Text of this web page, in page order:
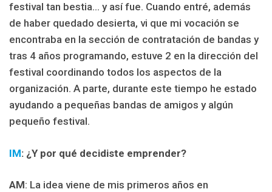
festival tan bestia… y así fue. Cuando entré, además
de haber quedado desierta, vi que mi vocación se
encontraba en la sección de contratación de bandas y
tras 4 años programando, estuve 2 en la dirección del
festival coordinando todos los aspectos de la
organización. A parte, durante este tiempo he estado
ayudando a pequeñas bandas de amigos y algún
pequeño festival.
IM: ¿Y por qué decidiste emprender?
AM: La idea viene de mis primeros años en